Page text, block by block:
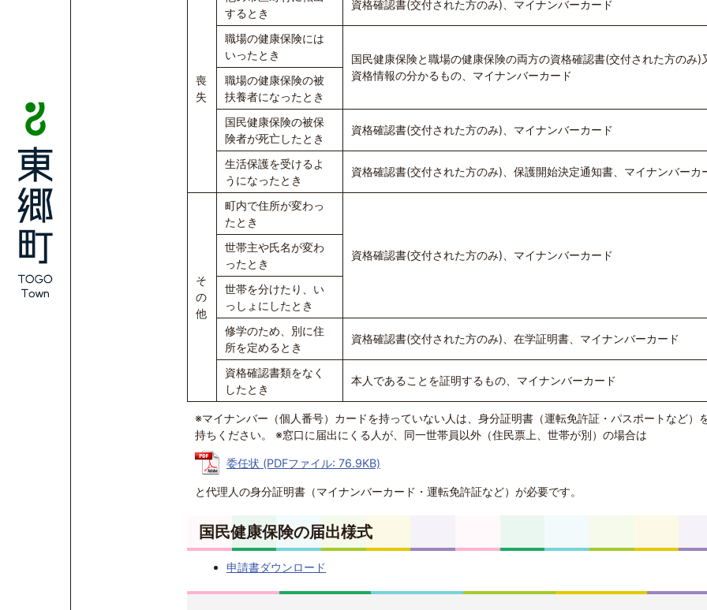
喪
失
するとき
資格確認書(交付された方のみ)、マイナンバーカード
職場の健康保険には
いったとき
国民健康保険と職場の健康保険の両方の資格確認書(交付された方のみ)
資格情報の分かるもの、マイナンバーカード
職場の健康保険の被
扶養者になったとき
国民健康保険の被保
険者が死亡したとき
資格確認書(交付された方のみ)、マイナンバーカード
生活保護を受けるよ
うになったとき
資格確認書(交付された方のみ)、保護開始決定通知書、マイナンバーカ
そ
の
他
町内で住所が変わっ
たとき
資格確認書(交付された方のみ)、マイナンバーカード
世帯主や氏名が変わ
ったとき
世帯を分けたり、い
っしょにしたとき
修学のため、別に住
所を定めるとき
資格確認書(交付された方のみ)、在学証明書、マイナンバーカード
資格確認書類をなく
したとき
本人であることを証明するもの、マイナンバーカード
※マイナンバー（個人番号）カードを持っていない人は、身分証明書（運転免許証・パスポートなど）
持ちください。 ※窓口に届出にくる人が、同一世帯員以外（住民票上、世帯が別）の場合は
委任状 (PDFファイル: 76.9KB)
と代理人の身分証明書（マイナンバーカード・運転免許証など）が必要です。
国民健康保険の届出様式
申請書ダウンロード